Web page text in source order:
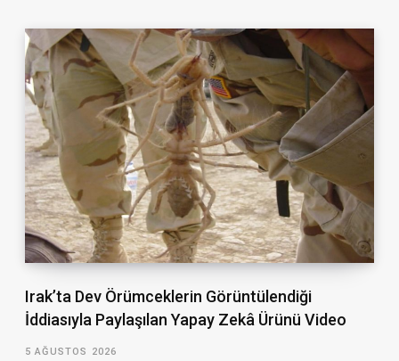
Irak’ta Dev Örümceklerin Görüntülendiği
İddiasıyla Paylaşılan Yapay Zekâ Ürünü Video
5 AĞUSTOS 2026